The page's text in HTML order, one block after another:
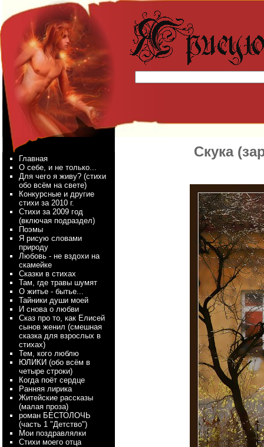
Главная
О себе, и не только...
Для чего я живу? (стихи
обо всём на свете)
Конкурсные и другие
стихи за 2010 г.
Стихи за 2009 год
(включая подраздел)
Поэмы
Я рисую словами
природу
Любовь - не вздохи на
скамейке
Сказки в стихах
Там, где травы шумят
О житье - бытье...
Тайники души моей
И снова о любви
Сказ про то, как Елисей
сынов женил (смешная
сказка для взрослых в
стихах)
Тем, кого люблю
ЮЛИКИ (обо всём в
четыре строки)
Когда поёт сердце
Ранняя лирика
Житейские рассказы
(малая проза)
роман БЕСТОЛОЧЬ
(часть 1 "Детство")
Мои поздравлялки
Стихи моего отца
Скука